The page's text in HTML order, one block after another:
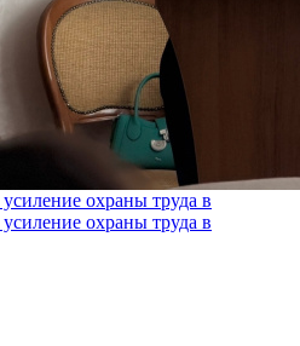
охраны труда в
охраны труда в